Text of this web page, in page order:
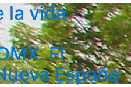
la vida
El
España